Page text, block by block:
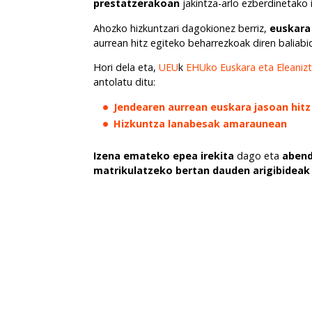
prestatzerakoan jakintza-arlo ezberdinetako
Ahozko hizkuntzari dagokionez berriz,
aurrean hitz egiteko beharrezkoak diren
Hori dela eta,UEUk EHUko Euskara eta
antolatu ditu:
Jendearen aurrean euskara jasoan
Hizkuntza lanabesak amaraunean
Izena emateko epea irekita dago eta
matrikulatzeko bertan dauden